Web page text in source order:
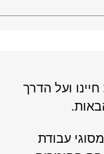
ועל הדרך
עבודת